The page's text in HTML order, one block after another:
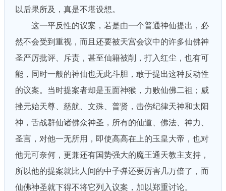
以后果所及，真是不堪设想。
这一平反性的议案，若是由一个普通神仙提出，必
然不会受到重视，而且还要被天宫会议中的许多仙佛神
圣严厉批评、斥责，甚至仙籍被削，打入红尘，也有可
能，同时一般的神仙也无此斗胆，敢于提出这种反动性
的议案。当时提案者却是玉面神猴，力败仙佛二祖；威
挫元始天尊、慈航、文殊、普贤，击伤纪律天神和太阳
神，舌战群仙诸佛众神圣，所有的仙道、佛法、神力、
圣言，对他一无所用，即使高高在上的玉皇大帝，也对
他无可奈何，更兼还有国势强大的魔王通天教主支持，
所以他的提案就比人间的中子弹还要厉害几万倍了，而
仙佛神圣就下得不将它列入议案，加以郑重讨论。